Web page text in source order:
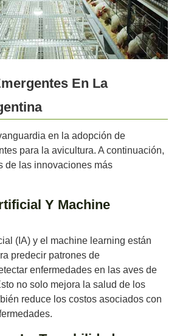
En La
en la adopción de
para la avicultura. A continuación,
de las innovaciones más
Y Machine
(IA) y el machine learning están
predecir patrones de
enfermedades en las aves de
no solo mejora la salud de los
reduce los costos asociados con